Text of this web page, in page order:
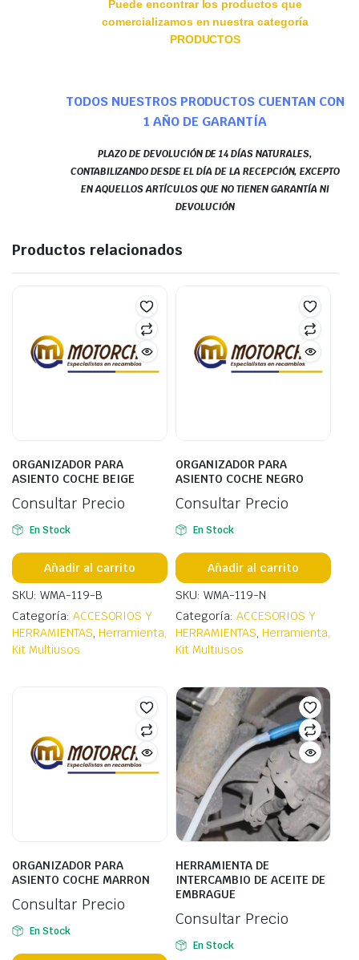
Puede encontrar los productos que
comercializamos en nuestra categoría
PRODUCTOS
TODOS NUESTROS PRODUCTOS CUENTAN CON
1 AÑO DE GARANTÍA
PLAZO DE DEVOLUCIÓN DE 14 DÍAS NATURALES,
CONTABILIZANDO DESDE EL DÍA DE LA RECEPCIÓN, EXCEPTO
EN AQUELLOS ARTÍCULOS QUE NO TIENEN GARANTÍA NI
DEVOLUCIÓN
Productos relacionados
ORGANIZADOR PARA
ASIENTO COCHE BEIGE
Consultar Precio
En Stock
Añadir al carrito
SKU: WMA-119-B
Categoría: ACCESORIOS Y
HERRAMIENTAS, Herramienta,
Kit Multiusos
ORGANIZADOR PARA
ASIENTO COCHE NEGRO
Consultar Precio
En Stock
Añadir al carrito
SKU: WMA-119-N
Categoría: ACCESORIOS Y
HERRAMIENTAS, Herramienta,
Kit Multiusos
ORGANIZADOR PARA
ASIENTO COCHE MARRON
Consultar Precio
En Stock
HERRAMIENTA DE
INTERCAMBIO DE ACEITE DE
EMBRAGUE
Consultar Precio
En Stock